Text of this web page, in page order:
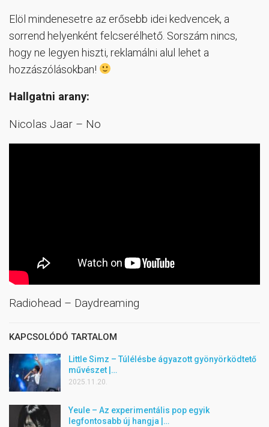
Elöl mindenesetre az erősebb idei kedvencek, a
sorrend helyenként felcserélhető. Sorszám nincs,
hogy ne legyen hiszti, reklamálni alul lehet a
hozzászólásokban!
Hallgatni arany:
Nicolas Jaar – No
Radiohead – Daydreaming
KAPCSOLÓDÓ TARTALOM
Little Simz – Túlélésbe ágyazott gyönyörködtető
művészet |…
2025.11.20.
Yeule – Az experimentális pop egyik
legfontosabb új hangja |…